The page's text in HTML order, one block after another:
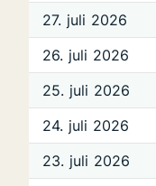
27. juli 2026
26. juli 2026
25. juli 2026
24. juli 2026
23. juli 2026